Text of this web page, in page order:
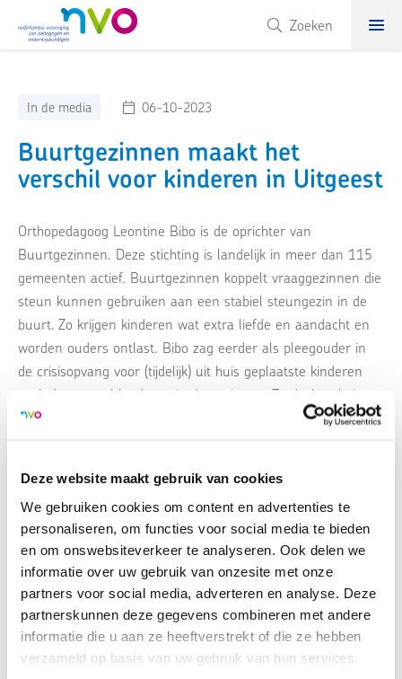
Deze website maakt gebruik van cookies
We gebruiken cookies om content en advertenties te
personaliseren, om functies voor social media te bieden
en om onswebsiteverkeer te analyseren. Ook delen we
informatie over uw gebruik van onzesite met onze
partners voor social media, adverteren en analyse. Deze
partnerskunnen deze gegevens combineren met andere
informatie die u aan ze heeftverstrekt of die ze hebben
verzameld op basis van uw gebruik van hun services.
NVO Zoeken
In de media 06-10-2023
Buurtgezinnen maakt het
verschil voor kinderen in Uitgeest
Orthopedagoog Leontine Bibo is de oprichter van
Buurtgezinnen. Deze stichting is landelijk in meer dan 115
gemeenten actief. Buurtgezinnen koppelt vraaggezinnen die
steun kunnen gebruiken aan een stabiel steungezin in de
buurt. Zo krijgen kinderen wat extra liefde en aandacht en
worden ouders ontlast. Bibo zag eerder als pleegouder in
de crisisopvang voor (tijdelijk) uit huis geplaatste kinderen
vaak dat er veel leed was in de gezinnen. Ze dacht: als je
nou eerder een helpende hand had kunnen toereiken, had
hand in je eigen buurt. OpRodi.nlvertelt ze er meer over
en gaat het ook over de regionale ontwikkelingen.
Terug naar overzicht
Deel dit artikel: